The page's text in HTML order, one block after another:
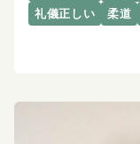
礼儀正しい
柔道